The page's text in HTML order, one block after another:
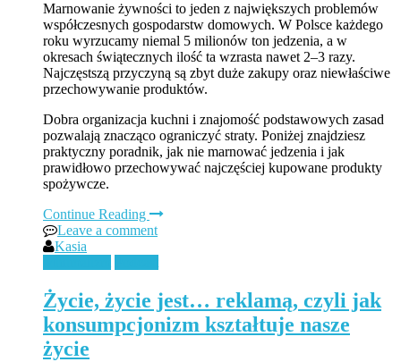
Marnowanie żywności to jeden z największych problemów
współczesnych gospodarstw domowych. W Polsce każdego
roku wyrzucamy niemal 5 milionów ton jedzenia, a w
okresach świątecznych ilość ta wzrasta nawet 2–3 razy.
Najczęstszą przyczyną są zbyt duże zakupy oraz niewłaściwe
przechowywanie produktów.
Dobra organizacja kuchni i znajomość podstawowych zasad
pozwalają znacząco ograniczyć straty. Poniżej znajdziesz
praktyczny poradnik, jak nie marnować jedzenia i jak
prawidłowo przechowywać najczęściej kupowane produkty
spożywcze.
Continue Reading
Leave a comment
Kasia
Życie, życie jest… reklamą, czyli jak
konsumpcjonizm kształtuje nasze
życie